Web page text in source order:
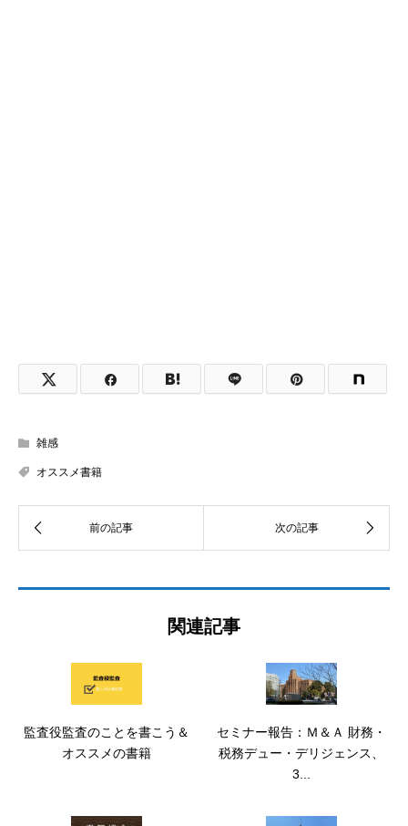
雑感
オススメ書籍
関連記事
監査役監査のことを書こう＆
オススメの書籍
セミナー報告：Ｍ＆Ａ 財務・
税務デュー・デリジェンス、
3...